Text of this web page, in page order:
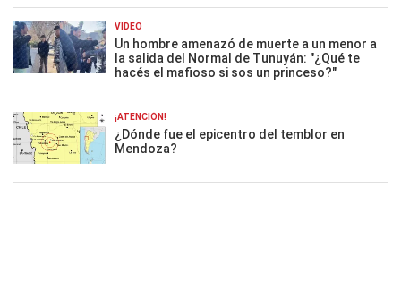
VIDEO
Un hombre amenazó de muerte a un menor a
la salida del Normal de Tunuyán: "¿Qué te
hacés el mafioso si sos un princeso?"
¡ATENCIÓN!
¿Dónde fue el epicentro del temblor en
Mendoza?